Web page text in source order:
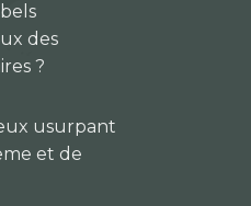
des
?
usurpant
et de